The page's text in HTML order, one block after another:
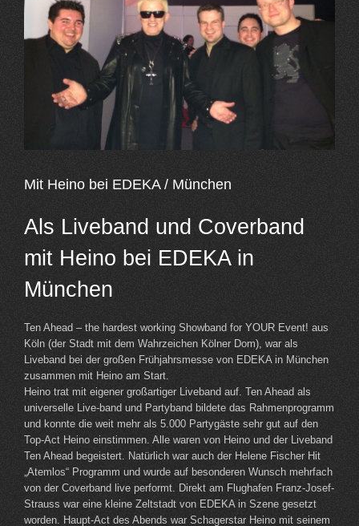
Mit Heino bei EDEKA / München
Als Liveband und Coverband
mit Heino bei EDEKA in
München
Ten Ahead – the hardest working Showband for YOUR Event! aus
Köln (der Stadt mit dem Wahrzeichen Kölner Dom), war als
Liveband bei der großen Frühjahrsmesse von EDEKA in München
zusammen mit Heino am Start.
Heino trat mit eigener großartiger Liveband auf. Ten Ahead als
universelle Live-band und Partyband bildete das Rahmenprogramm
und konnte die weit mehr als 5.000 Partygäste sehr gut auf den
Top-Act Heino einstimmen. Alle waren von Heino und der Liveband
Ten Ahead begeistert. Natürlich war auch der Helene Fischer Hit
„Atemlos“ Programm und wurde auf besonderen Wunsch mehrfach
von der Coverband live performt. Direkt am Flughafen Franz-Josef-
Strauss war eine kleine Zeltstadt von EDEKA in Szene gesetzt
worden. Haupt-Act des Abends war Schagerstar Heino mit seinem